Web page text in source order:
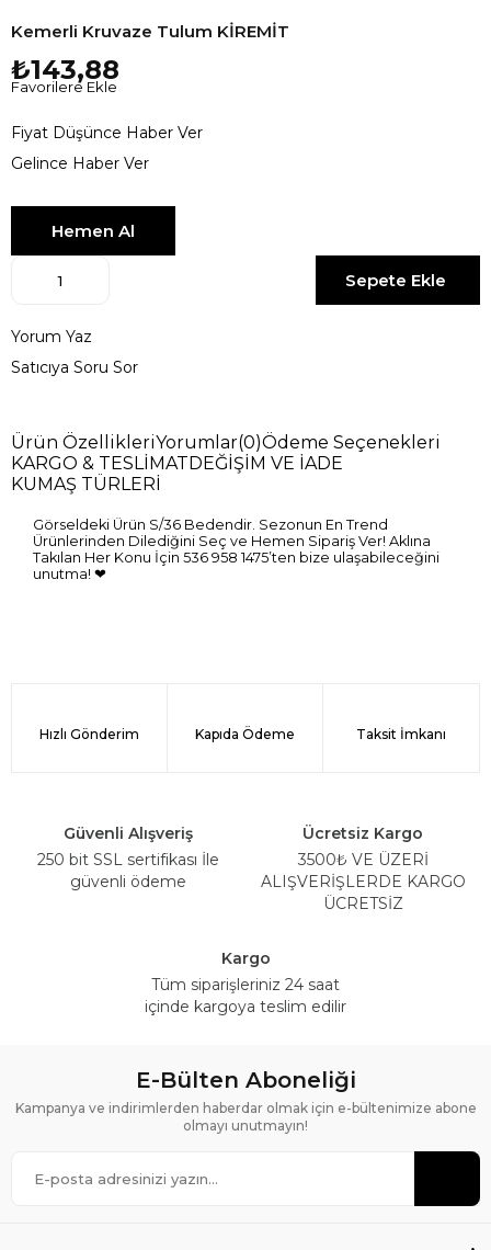
Kemerli Kruvaze Tulum KİREMİT
₺143,88
Favorilere Ekle
Fiyat Düşünce Haber Ver
Gelince Haber Ver
Yorum Yaz
Satıcıya Soru Sor
Ürün ÖzellikleriYorumlar(0)Ödeme Seçenekleri
KARGO & TESLİMAT DEĞİŞİM VE İADE
KUMAŞ TÜRLERİ
Görseldeki Ürün S/36 Bedendir. Sezonun En Trend
Ürünlerinden Dilediğini Seç ve Hemen Sipariş Ver! Aklına
Takılan Her Konu İçin 536 958 1475’ten bize ulaşabileceğini
unutma! ❤
Hızlı Gönderim Kapıda Ödeme Taksit İmkanı
Güvenli Alışveriş
250 bit SSL sertifikası İle
güvenli ödeme
Ücretsiz Kargo
3500₺ VE ÜZERİ
ALIŞVERİŞLERDE KARGO
ÜCRETSİZ
Kargo
Tüm siparişleriniz 24 saat
içinde kargoya teslim edilir
E-Bülten Aboneliği
Kampanya ve indirimlerden haberdar olmak için e-bültenimize abone
olmayı unutmayın!